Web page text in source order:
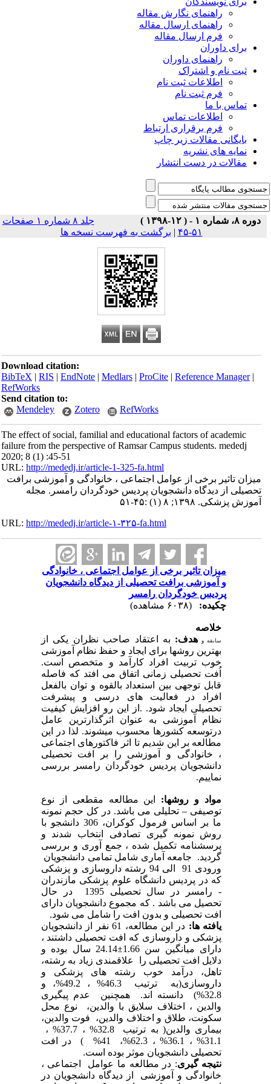
راهنمای نگارش مقاله
راهنمای ارسال مقاله
فرم ارسال مقاله
برای داوران
راهنمای داوران
ثبت نام و اشتراک
اطلاعات ثبت نام
فرم ثبت نام
تماس با ما
اطلاعات تماس
فرم برقراری ارتباط
بایگانی مقالات زیر چاپ
نمایه های نشریه
مقالات در دست انتشار
دوره ۸، شماره ۱ - ( ۱۲-۱۳۹۸ )
جلد ۸ شماره ۱ صفحات
۵۱-۴۵
|برگشت به فهرست نسخه ها
Download citation:
BibTeX|RIS|EndNote|Medlars|ProCite|Reference Manager
RefWorks
Send citation to:
Mendeley
Zotero RefWorks
The effect of social, familial and educational factors of academic
failure from the perspective of Ramsar Campus students. mededj
2020; 8 (1) :45-51
URL:http://mededj.ir/article-1-325-fa.html
میزان تاثیر برخی از عوامل اجتماعی ، خانوادگی و آموزشی برافت
تحصیلی از دیدگاه دانشجویان پردیس خودگردان رامسر. مجله
آموزش پزشکی. ۱۳۹۸; ۸ (۱) :۴۵-۵۱
URL:http://mededj.ir/article-۱-۳۲۵-fa.html
میزان تاثیر برخی از عوامل اجتماعی ، خانوادگی
و آموزشی برافت تحصیلی از دیدگاه دانشجویان
پردیس خودگردان رامسر
چکیده:
خلاصه
سابقه و هدف: به اعتقاد صاحب نظران یکی از
بهترین روشها برای ایجاد و حفظ نظام آموزشی
خوب تربیت افراد کارآمد و متخصص است.
اُفت تحصیلی زمانی اتفاق می افتد که فاصله
قابل توجهی بین استعداد بالقوه و توان بالفعل
افراد در فعالیت های درسی و پیشرفت
تحصیلی ایجاد شود..از این رو افزایش کیفیت
نظام آموزشی به عنوان اثرگذارترین عامل
درتوسعه کشورها محسوب میشوند. لذا در این
مطالعه بر این شدیم تا اثر فاکتورهای اجتماعی
، خانوادگی و آموزشی را بر افت تحصیلی
دانشجویان پردیس خودگردان رامسر بررسی
نماییم.
مواد و روشها: این مطالعه مقطعی از نوع
توصیفی – تحلیلی می باشد. در کل حجم نمونه
ما بر اساس فرمول کوکران، 306 دانشجو با
روش نمونه گیری تصادفی انتخاب شدند و
پرسشنامه تکمیل شده ، جمع آوری و بررسی
گردید. جامعه آماری شامل تمامی دانشجویان
ورودی 91 الی 94 رشته داروسازی و پزشکی
که در پردیس دانشگاه علوم پزشکی مازندران
- رامسر در سال تحصیلی 1395 در حال
تحصیل می باشد . که مجموع دانشجویان دارای
افت تحصیلی و بدون افت را شامل می شود.
یافته ها:در
این مطالعه، 61 نفر از دانشجویان
پزشکی و داروسازی که افت تحصیلی داشتند ،
دارای میانگین سن 1.66
±
24.14 سال بوده و
دلایل افت تحصیلی را علاقمندی زیاد به رشته،
تاهل، درآمد خوب رشته های پزشکی و
داروسازی(به ترتیب 46.3% ، 49.2%، و
32.8%) دانسته اند. همچنین عدم پیگیری
والدین ، اختلاف سلایق با والدین، نوع محل
سکونت، طلاق و اختلاف والدین، فوت والدین،
بیماری والدین( به ترتیب 32.8% ، 37.7% ،
31.1% ، 36.1% ، 62.3%، 41% ) در افت
تحصیلی دانشجویان موثر بوده است.
نتیجه گیری: در مطالعه ما عوامل اجتماعی ،
خانوادگی و آموزشی از دیدگاه دانشجویان در